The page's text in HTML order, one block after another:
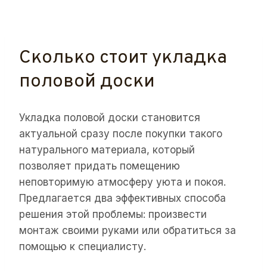
Сколько стоит укладка
половой доски
Укладка половой доски становится
актуальной сразу после покупки такого
натурального материала, который
позволяет придать помещению
неповторимую атмосферу уюта и покоя.
Предлагается два эффективных способа
решения этой проблемы: произвести
монтаж своими руками или обратиться за
помощью к специалисту.